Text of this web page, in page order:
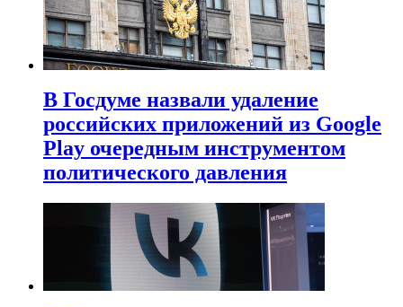
В Госдуме назвали удаление
российских приложений из Google
Play очередным инструментом
политического давления